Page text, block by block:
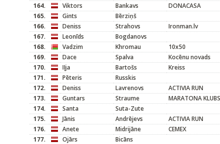
164.
Viktors Bankavs
DONACASA
165.
Gints
Bērziņš
166.
Deniss Strahovs
Ironman.lv
167.
Leonīds
Bogdanovs
168.
Vadzim Khromau
10x50
169.
Dace Spalva
Kocēnu novads
170.
Iļja Bartošs
Kreiss
171.
Pēteris
Russkis
172.
Deniss Lavrenovs
ACTIVIA RUN
173.
Guntars Straume
MARATONA KLUBS
174.
Santa
Suta-Zute
175.
Jānis Andrējevs
ACTIVIA RUN
176.
Anete Midrijāne
CEMEX
177.
Ojārs
Bicāns